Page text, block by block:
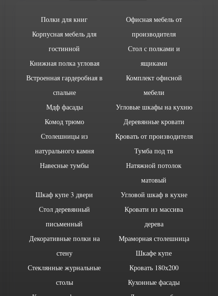
Полки для книг
Корпусная мебель для
гостинной
Книжная полка угловая
Встроенная гардеробная в
спальне
Мдф фасады
Комод трюмо
Столешницы из
натурального камня
Навесные тумбы
Офисная мебель от
производителя
Стол с полками и
ящиками
Комплект офисной
мебели
Угловые шкафы на кухню
Деревянные кровати
Кровать от производителя
Тумба под тв
Натяжной потолок
матовый
Шкаф купе 3 двери
Стол деревянный
письменный
Декоративные полки на
стену
Стеклянные журнальные
столы
Угловой шкаф в кухне
Кровати из массива
дерева
Мраморная столешница
Шкафе купе
Кровать 180х200
Кухонные фасады